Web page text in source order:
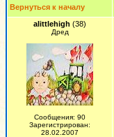
Вернуться к началу
alittlehigh (38)
Дред
Сообщения: 90
Зарегистрирован:
28.02.2007